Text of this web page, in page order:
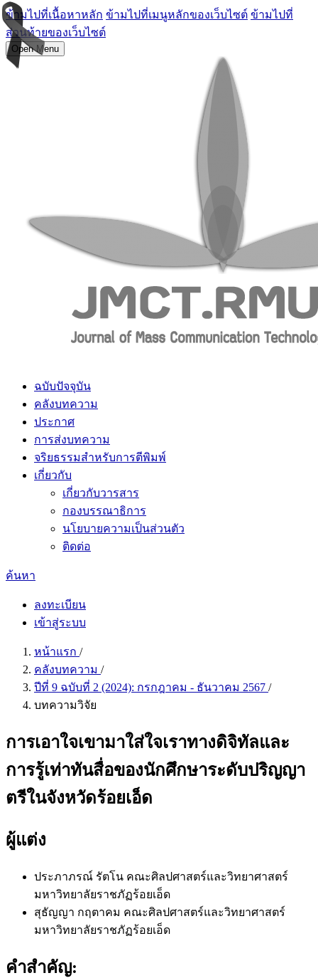
ข้ามไปที่เนื้อหาหลัก ข้ามไปที่เมนูหลักของเว็บไซต์ ข้ามไปที่
ส่วนท้ายของเว็บไซต์
Open Menu
ฉบับปัจจุบัน
คลังบทความ
ประกาศ
การส่งบทความ
จริยธรรมสำหรับการตีพิมพ์
เกี่ยวกับ
เกี่ยวกับวารสาร
กองบรรณาธิการ
นโยบายความเป็นส่วนตัว
ติดต่อ
ค้นหา
ลงทะเบียน
เข้าสู่ระบบ
หน้าแรก /
คลังบทความ /
ปีที่ 9 ฉบับที่ 2 (2024): กรกฎาคม - ธันวาคม 2567 /
บทความวิจัย
การเอาใจเขามาใส่ใจเราทางดิจิทัลและ
การรู้เท่าทันสื่อของนักศึกษาระดับปริญญา
ตรีในจังหวัดร้อยเอ็ด
ผู้แต่ง
ประภาภรณ์ รัตโน คณะศิลปศาสตร์และวิทยาศาสตร์
มหาวิทยาลัยราชภัฏร้อยเอ็ด
สุธัญญา กฤตาคม คณะศิลปศาสตร์และวิทยาศาสตร์
มหาวิทยาลัยราชภัฏร้อยเอ็ด
คำสำคัญ: